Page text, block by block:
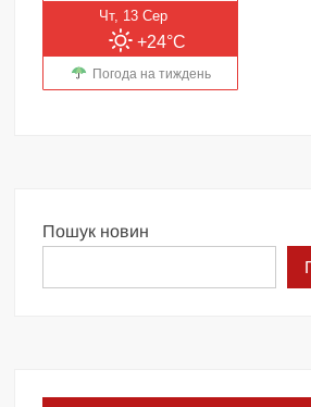
Чт, 13 Сер
+24°C
Погода на тиждень
Пошук новин